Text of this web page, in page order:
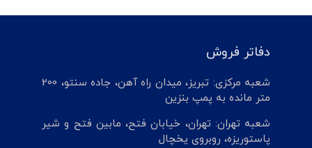
دفاتر فروش
شعبه مرکزی: تبریز، میدان راه آهن، جاده سنتو، 200
متر مانده به پمپ بنزین
شعبه تهران: تهران، خیابان فتح، مابین فتح و شیر
پاستوریزه، روبروی یخچال